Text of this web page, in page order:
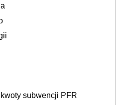
subwencji PFR